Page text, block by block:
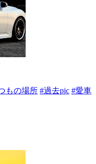
もの場所 #過去pic #愛車